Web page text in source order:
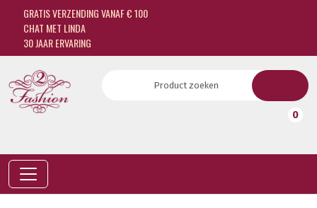
GRATIS VERZENDING VANAF € 100
CHAT MET LINDA
30 JAAR ERVARING
0